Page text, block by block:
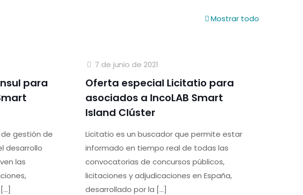
Mostrar todo
para
gestión de
desarrollo
las
[…]
7 de junio de 2021
Oferta especial Licitatio para
asociados a IncoLAB Smart
Island Clúster
Licitatio es un buscador que permite estar
informado en tiempo real de todas las
convocatorias de concursos públicos,
licitaciones y adjudicaciones en España,
desarrollado por la […]